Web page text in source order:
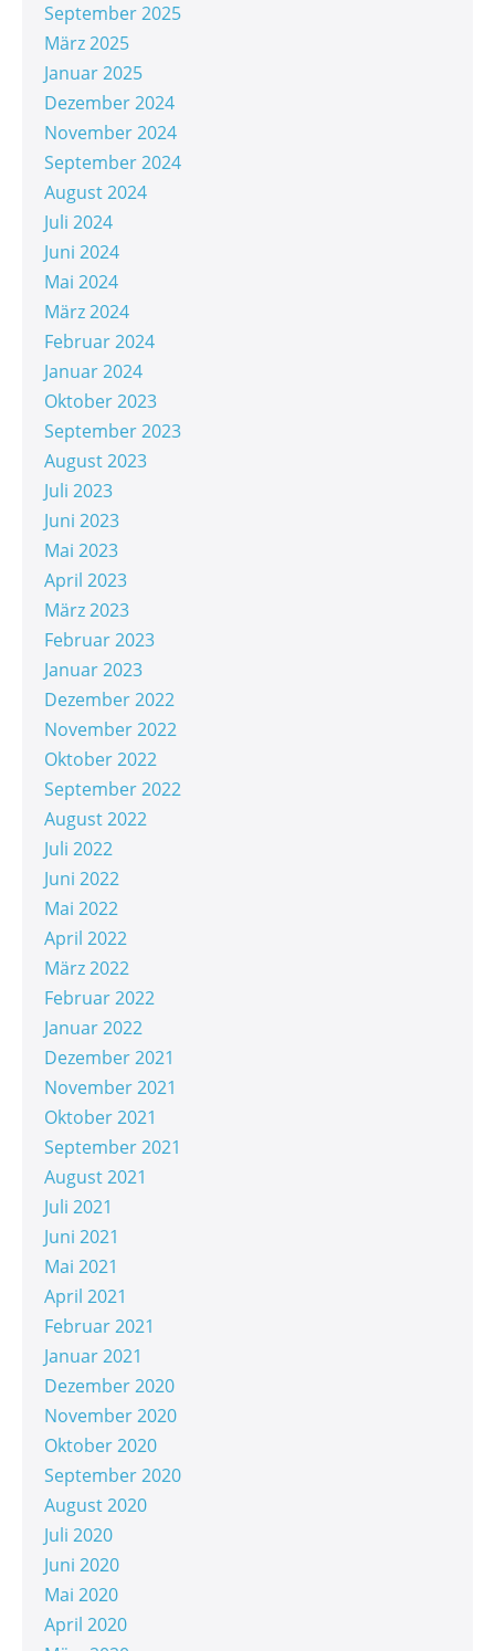
September 2025
März 2025
Januar 2025
Dezember 2024
November 2024
September 2024
August 2024
Juli 2024
Juni 2024
Mai 2024
März 2024
Februar 2024
Januar 2024
Oktober 2023
September 2023
August 2023
Juli 2023
Juni 2023
Mai 2023
April 2023
März 2023
Februar 2023
Januar 2023
Dezember 2022
November 2022
Oktober 2022
September 2022
August 2022
Juli 2022
Juni 2022
Mai 2022
April 2022
März 2022
Februar 2022
Januar 2022
Dezember 2021
November 2021
Oktober 2021
September 2021
August 2021
Juli 2021
Juni 2021
Mai 2021
April 2021
Februar 2021
Januar 2021
Dezember 2020
November 2020
Oktober 2020
September 2020
August 2020
Juli 2020
Juni 2020
Mai 2020
April 2020